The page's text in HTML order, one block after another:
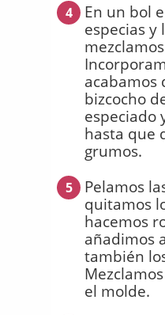
4
En un bol
especias y
acabamos
bizcocho
especiado
hasta que
grumos.
5
Pelamos
quitamos
hacemos
añadimos
también
el molde.